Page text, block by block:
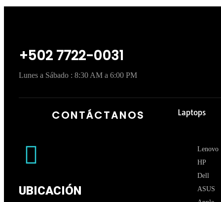
+502 7722-0031
Lunes a Sábado : 8:30 AM a 6:00 PM
CONTÁCTANOS
UBICACIÓN
Laptops
Lenovo
HP
Dell
ASUS